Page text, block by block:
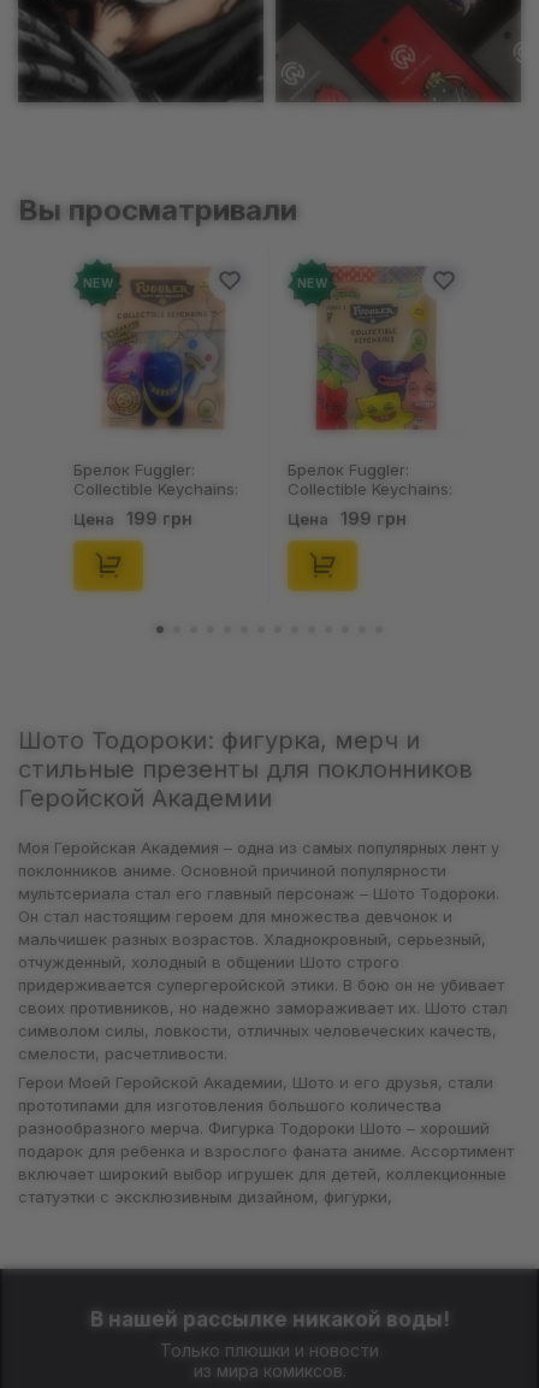
Вы просматривали
NEW
Брелок Fuggler:
Collectible Keychains:
Series 2 (Blind Box: 1 з
46), (15475)
Цена 199 грн
NEW
Носки Noskar:
Шкарпетки Noskar:
Пацюки: «Ля Ти
Криса» (короткі) (р.
41-46), (91679)
Цена 125 грн
Шото Тодороки: фигурка, мерч и
стильные презенты для поклонников
Геройской Академии
Моя Геройская Академия – одна из самых популярных лент у
поклонников аниме. Основной причиной популярности
мультсериала стал его главный персонаж – Шото Тодороки.
Он стал настоящим героем для множества девчонок и
мальчишек разных возрастов. Хладнокровный, серьезный,
отчужденный, холодный в общении Шото строго
придерживается супергеройской этики. В бою он не убивает
своих противников, но надежно замораживает их. Шото стал
символом силы, ловкости, отличных человеческих качеств,
смелости, расчетливости.
Герои Моей Геройской Академии, Шото и его друзья, стали
прототипами для изготовления большого количества
разнообразного мерча. Фигурка Тодороки Шото – хороший
подарок для ребенка и взрослого фаната аниме. Ассортимент
включает широкий выбор игрушек для детей, коллекционные
статуэтки с эксклюзивным дизайном, фигурки,
сюжетных игр, они помогут развить детское мышление,
понятий добро и зло. В игровой форме познакомиться со
многими важными для детей вещами гораздо проще.
Но товары Шото Тодороки – не только для детей. В продаже
В нашей рассылке никакой воды!
Только плюшки и новости
из мира комиксов.